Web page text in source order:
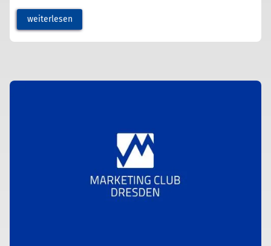
weiterlesen